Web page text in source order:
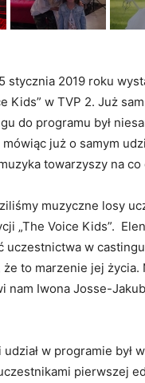
stycznia 2019 roku
Kids” w TVP 2. Już
do programu był
już o samym
towarzyszy na co
muzyczne losy
„The Voice Kids”.
uczestnictwa w
że to marzenie jej życia.
nam Iwona Josse-
w programie był
pierwszej